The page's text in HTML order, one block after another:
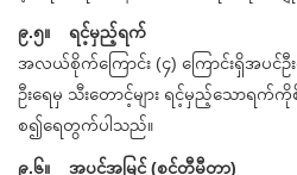
၉.၅။ ရင့်မှည့်ရက်
အလယ်စိုက်ကြောင်း (၄) ကြောင်းရှိအပင်
ဦးရေမှ သီးတောင့်များ ရင့်မှည့်သောရက်
စ၍ရေတွက်ပါသည်။
၉.၆။ အပင်အမြင့် (စင်တီမီတာ)